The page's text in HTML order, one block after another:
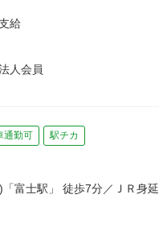
給
人会員
通勤可 駅チカ
「富士駅」 徒歩7分／ＪＲ身延